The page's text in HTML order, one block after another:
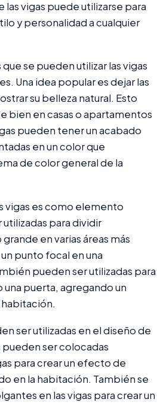
vigas puede utilizarse para
y personalidad a cualquier
que se pueden utilizar las vigas
Una idea popular es dejar las
su belleza natural. Esto
bien en casas o apartamentos
pueden tener un acabado
en un color que
de color general de la
vigas es como elemento
para dividir
en varias áreas más
punto focal en una
pueden ser utilizadas para
una puerta, agregando un
ser utilizadas en el diseño de
pueden ser colocadas
para crear un efecto de
en la habitación. También se
en las vigas para crear un